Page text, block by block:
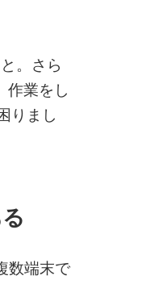
。さら
作業をし
りまし
数端末で